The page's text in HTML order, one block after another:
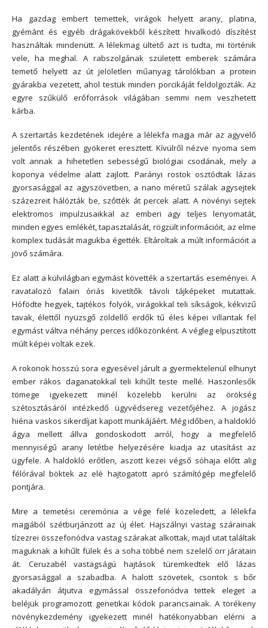
Ha gazdag embert temettek, virágok helyett arany, platina,
gyémánt és egyéb drágakövekből készített hivalkodó díszítést
használtak mindenütt. A lélekmag ültető azt is tudta, mi történik
vele, ha meghal. A rabszolgának született emberek számára
temető helyett az út jelöletlen műanyag tárolókban a protein
gyárakba vezetett, ahol testük minden porcikáját feldolgozták. Az
egyre szűkülő erőforrások világában semmi nem veszhetett
kárba.
A szertartás kezdetének idejére a lélekfa magja már az agyvelő
jelentős részében gyökeret eresztett. Kívülről nézve nyoma sem
volt annak a hihetetlen sebességű biológiai csodának, mely a
koponya védelme alatt zajlott. Parányi rostok osztódtak lázas
gyorsasággal az agyszövetben, a nano méretű szálak agysejtek
százezreit hálózták be, szőtték át percek alatt. A növényi sejtek
elektromos impulzusaikkal az emberi agy teljes lenyomatát,
minden egyes emlékét, tapasztalását, rögzült információit, az elme
komplex tudását magukba égették. Eltároltak a múlt információit a
jövő számára.
Ez alatt a külvilágban egymást követték a szertartás eseményei. A
ravatalozó falain óriás kivetítők távoli tájképeket mutattak.
Hófödte hegyek, tajtékos folyók, virágokkal teli síkságok, kékvizű
tavak, élettől nyüzsgő zöldellő erdők tű éles képei villantak fel
egymást váltva néhány perces időközönként. A végleg elpusztított
múlt képei voltak ezek.
A rokonok hosszú sora egyesével járult a gyermektelenül elhunyt
ember rákos daganatokkal teli kihűlt teste mellé. Haszonlesők
tömege igyekezett minél közelebb kerülni az örökség
szétosztásáról intézkedő ügyvédsereg vezetőjéhez. A jogász
hiéna vaskos sikerdíjat kapott munkájáért. Még időben, a haldokló
ágya mellett állva gondoskodott arról, hogy a megfelelő
mennyiségű arany letétbe helyezésére kiadja az utasítást az
ügyfele. A haldokló erőtlen, aszott kezei végső sóhaja előtt alig
félórával böktek az elé hajtogatott apró számítógép megfelelő
pontjára.
Mire a temetési ceremónia a vége felé közeledett, a lélekfa
magjából szétburjánzott az új élet. Hajszálnyi vastag szárainak
tízezrei összefonódva vastag szárakat alkottak, majd utat találtak
maguknak a kihűlt fülek és a soha többé nem szelelő orr járatain
át. Ceruzabél vastagságú hajtások türemkedtek elő lázas
gyorsasággal a szabadba. A halott szövetek, csontok s bőr
akadályán átjutva egymással összefonódva tettek eleget a
beléjük programozott genetikai kódok parancsainak. A törékeny
növénykezdemény igyekezett minél hatékonyabban elérni a